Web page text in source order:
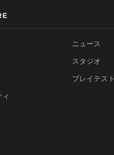
ィ
ニュース
スタジオ
プレイテスト